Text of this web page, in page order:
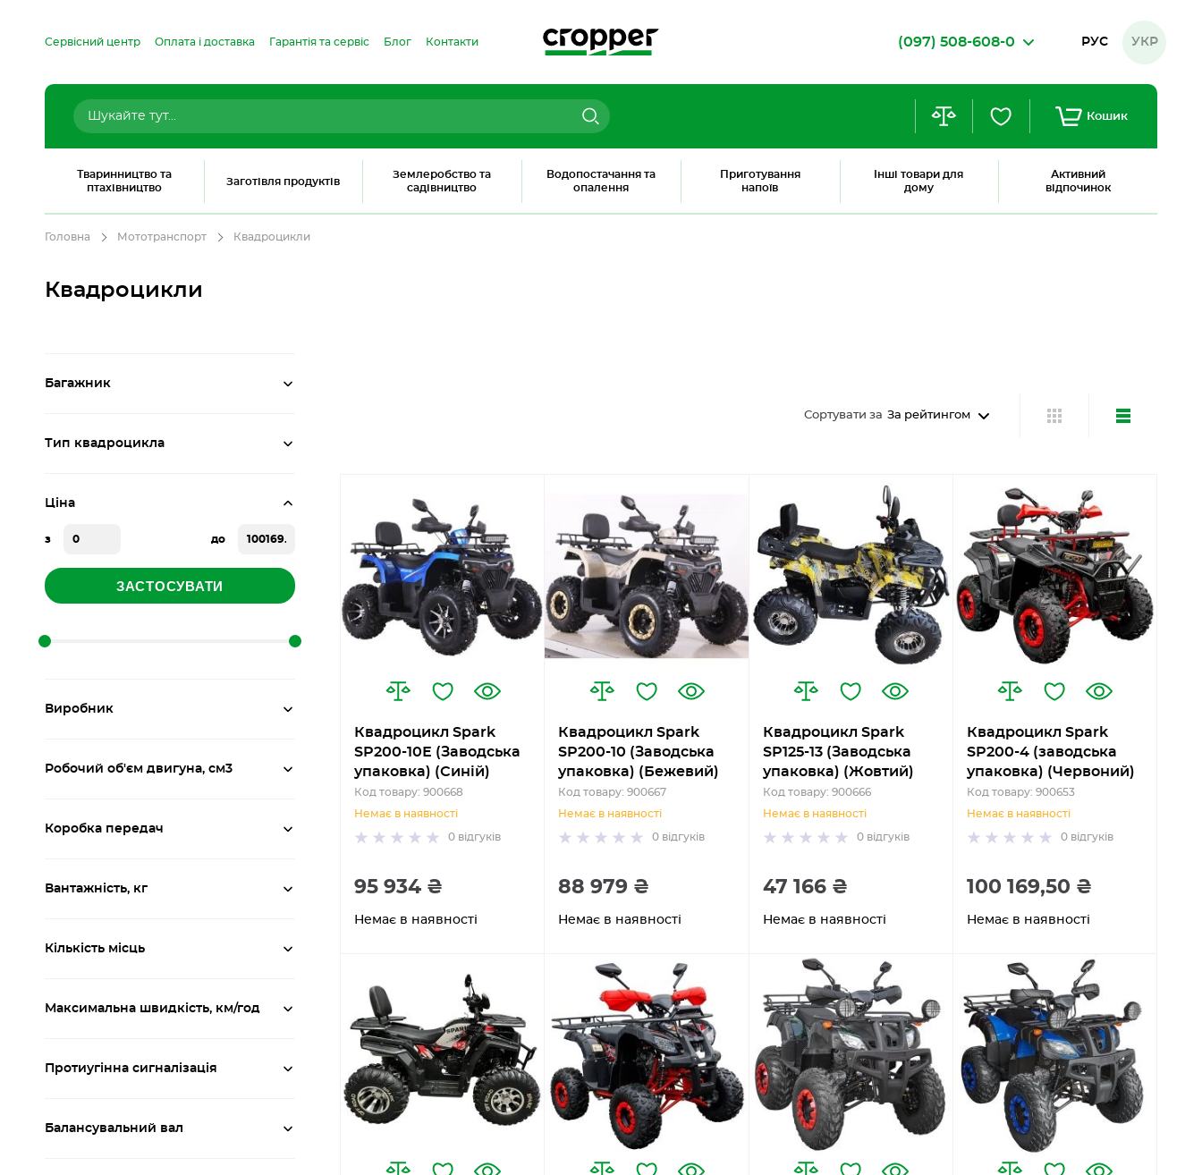
РУС УКР
Тваринництво та
птахівництво
Заготівля продуктів
Землеробство та
садівництво
Водопостачання та
опалення
Приготування
напоїв
Інші товари для
дому
Активний
відпочинок
Сервісний центр Оплата і доставка Гарантія та сервіс Блог Контакти (097) 508-608-0
Кошик
Головна Мототранспорт Квадроцикли
Квадроцикли
Сортувати за За рейтингом
Квадроцикл Spark
SP200-10Е (Заводська
упаковка) (Синій)
Код товару: 900668
Немає в наявності
0 відгуків
95 934 ₴
Немає в наявності
Квадроцикл Spark
SP200-10 (Заводська
упаковка) (Бежевий)
Код товару: 900667
Немає в наявності
0 відгуків
88 979 ₴
Немає в наявності
Квадроцикл Spark
SP125-13 (Заводська
упаковка) (Жовтий)
Код товару: 900666
Немає в наявності
0 відгуків
47 166 ₴
Немає в наявності
Квадроцикл Spark
SP200-4 (заводська
упаковка) (Червоний)
Код товару: 900653
Немає в наявності
0 відгуків
100 169,50 ₴
Немає в наявності
Багажник
Тип квадроцикла
Ціна
з до
ЗАСТОСУВАТИ
Виробник
Робочий об'єм двигуна, см3
Коробка передач
Вантажність, кг
Кількість місць
Максимальна швидкість, км/год
Протиугінна сигналізація
Балансувальний вал